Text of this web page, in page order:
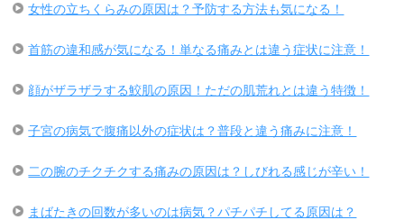
女性の立ちくらみの原因は？予防する方法も気になる！
首筋の違和感が気になる！単なる痛みとは違う症状に注意！
顔がザラザラする鮫肌の原因！ただの肌荒れとは違う特徴！
子宮の病気で腹痛以外の症状は？普段と違う痛みに注意！
二の腕のチクチクする痛みの原因は？しびれる感じが辛い！
まばたきの回数が多いのは病気？パチパチしてる原因は？